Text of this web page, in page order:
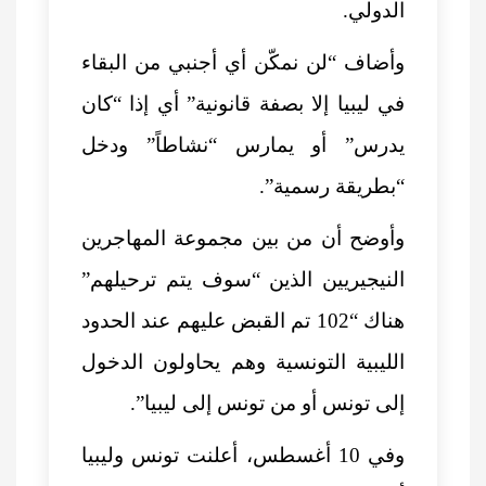
الدولي.
وأضاف “لن نمكّن أي أجنبي من البقاء
في ليبيا إلا بصفة قانونية” أي إذا “كان
يدرس” أو يمارس “نشاطاً” ودخل
“بطريقة رسمية”.
وأوضح أن من بين مجموعة المهاجرين
النيجيريين الذين “سوف يتم ترحيلهم”
هناك “102 تم القبض عليهم عند الحدود
الليبية التونسية وهم يحاولون الدخول
إلى تونس أو من تونس إلى ليبيا”.
وفي 10 أغسطس، أعلنت تونس وليبيا